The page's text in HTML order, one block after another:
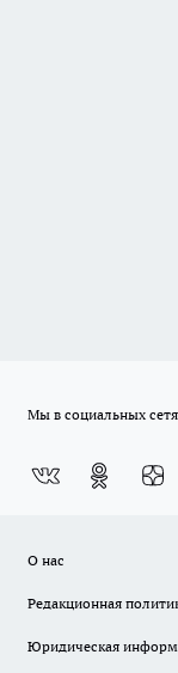
Мы в социальных
О нас
Редакционная
Юридическая